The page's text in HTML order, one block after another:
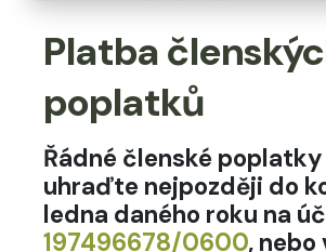
Platba
poplatků
Řádné členské
uhraďte nejpozději do
ledna daného roku na
197496678/0600, nebo